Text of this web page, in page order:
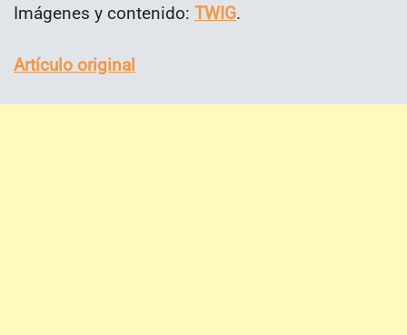
Imágenes y contenido: TWIG.
Artículo original